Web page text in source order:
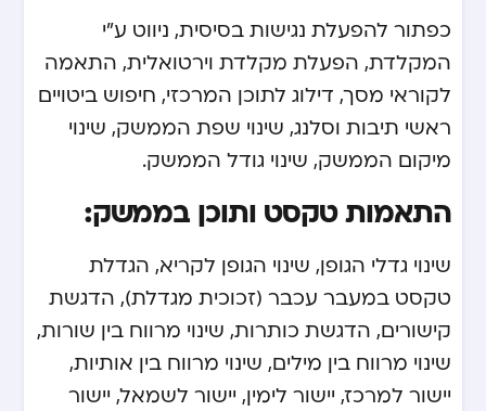
כפתור להפעלת נגישות בסיסית, ניווט ע”י
המקלדת, הפעלת מקלדת וירטואלית, התאמה
לקוראי מסך, דילוג לתוכן המרכזי, חיפוש ביטויים
ראשי תיבות וסלנג, שינוי שפת הממשק, שינוי
מיקום הממשק, שינוי גודל הממשק.
התאמות טקסט ותוכן בממשק:
שינוי גדלי הגופן, שינוי הגופן לקריא, הגדלת
טקסט במעבר עכבר (זכוכית מגדלת), הדגשת
קישורים, הדגשת כותרות, שינוי מרווח בין שורות,
שינוי מרווח בין מילים, שינוי מרווח בין אותיות,
יישור למרכז, יישור לימין, יישור לשמאל, יישור